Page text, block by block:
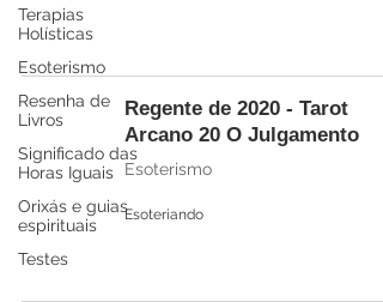
Terapias
Holísticas
Esoterismo
Resenha de
Livros
Significado das
Horas Iguais
Orixás e guias
espirituais
Testes
Regente de 2020 - Tarot
Arcano 20 O Julgamento
Esoterismo
Esoteriando